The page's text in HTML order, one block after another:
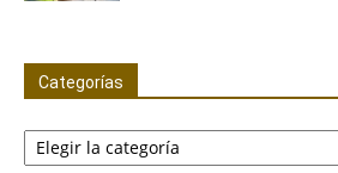
Categorías
Categorías